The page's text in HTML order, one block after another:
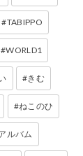
TABIPPO
WORLD1
きむ
ねこのひ
ルバム